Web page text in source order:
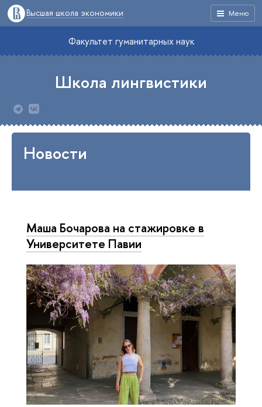
Меню
Высшая школа экономики
Факультет гуманитарных наук
Школа лингвистики
Новости
Маша Бочарова на стажировке в
Уни­вер­си­те­те Павии